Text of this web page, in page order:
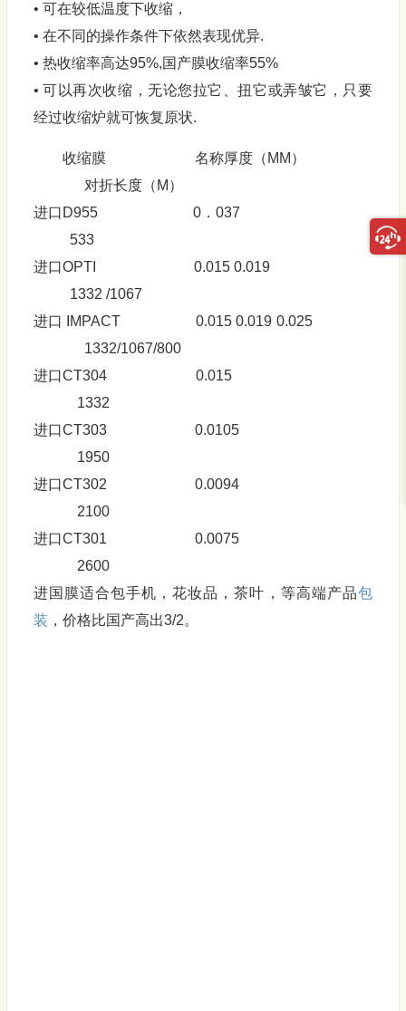
• 可在较低温度下收缩，
• 在不同的操作条件下依然表现优异.
• 热收缩率高达95%,国产膜收缩率55%
• 可以再次收缩，无论您拉它、扭它或弄皱它，只要
经过收缩炉就可恢复原状.
收缩膜 名称厚度（MM）
对折长度（M）
进口D955 0．037
533
进口OPTI 0.015 0.019
1332 /1067
进口 IMPACT 0.015 0.019 0.025
1332/1067/800
进口CT304 0.015
1332
进口CT303 0.0105
1950
进口CT302 0.0094
2100
进口CT301 0.0075
2600
进国膜适合包手机，花妆品，茶叶，等高端产品包
装 ，价格比国产高出3/2。